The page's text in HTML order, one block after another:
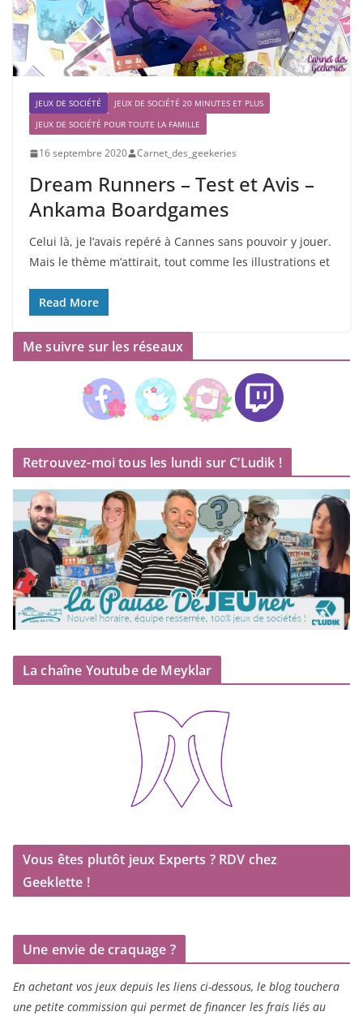
JEUX DE SOCIÉTÉ
JEUX DE SOCIÉTÉ 20 MINUTES ET PLUS
JEUX DE SOCIÉTÉ POUR TOUTE LA FAMILLE
16 septembre 2020 Carnet_des_geekeries
Dream Runners – Test et Avis –
Ankama Boardgames
Celui là, je l’avais repéré à Cannes sans pouvoir y jouer.
Mais le thème m’attirait, tout comme les illustrations et
Read More
Me suivre sur les réseaux
Retrouvez-moi tous les lundi sur C’Ludik !
La chaîne Youtube de Meyklar
Vous êtes plutôt jeux Experts ? RDV chez
Geeklette !
Une envie de craquage ?
En achetant vos jeux depuis les liens ci-dessous, le blog touchera
une petite commission qui permet de financer les frais liés au